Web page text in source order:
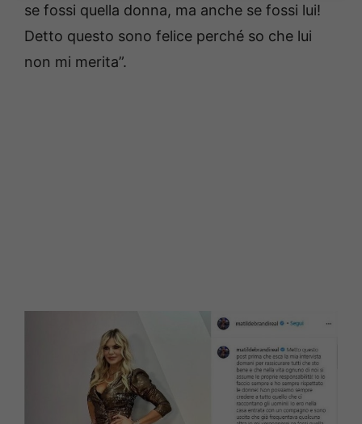
se fossi quella donna, ma anche se fossi lui!
Detto questo sono felice perché so che lui
non mi merita”.